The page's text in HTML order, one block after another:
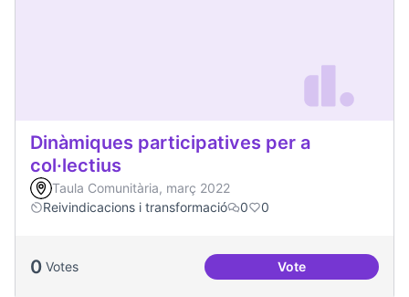
Dinàmiques participatives per a
col·lectius
Taula Comunitària, març 2022
Reivindicacions i transformació
0 0
0 Votes VoteDinàmiques